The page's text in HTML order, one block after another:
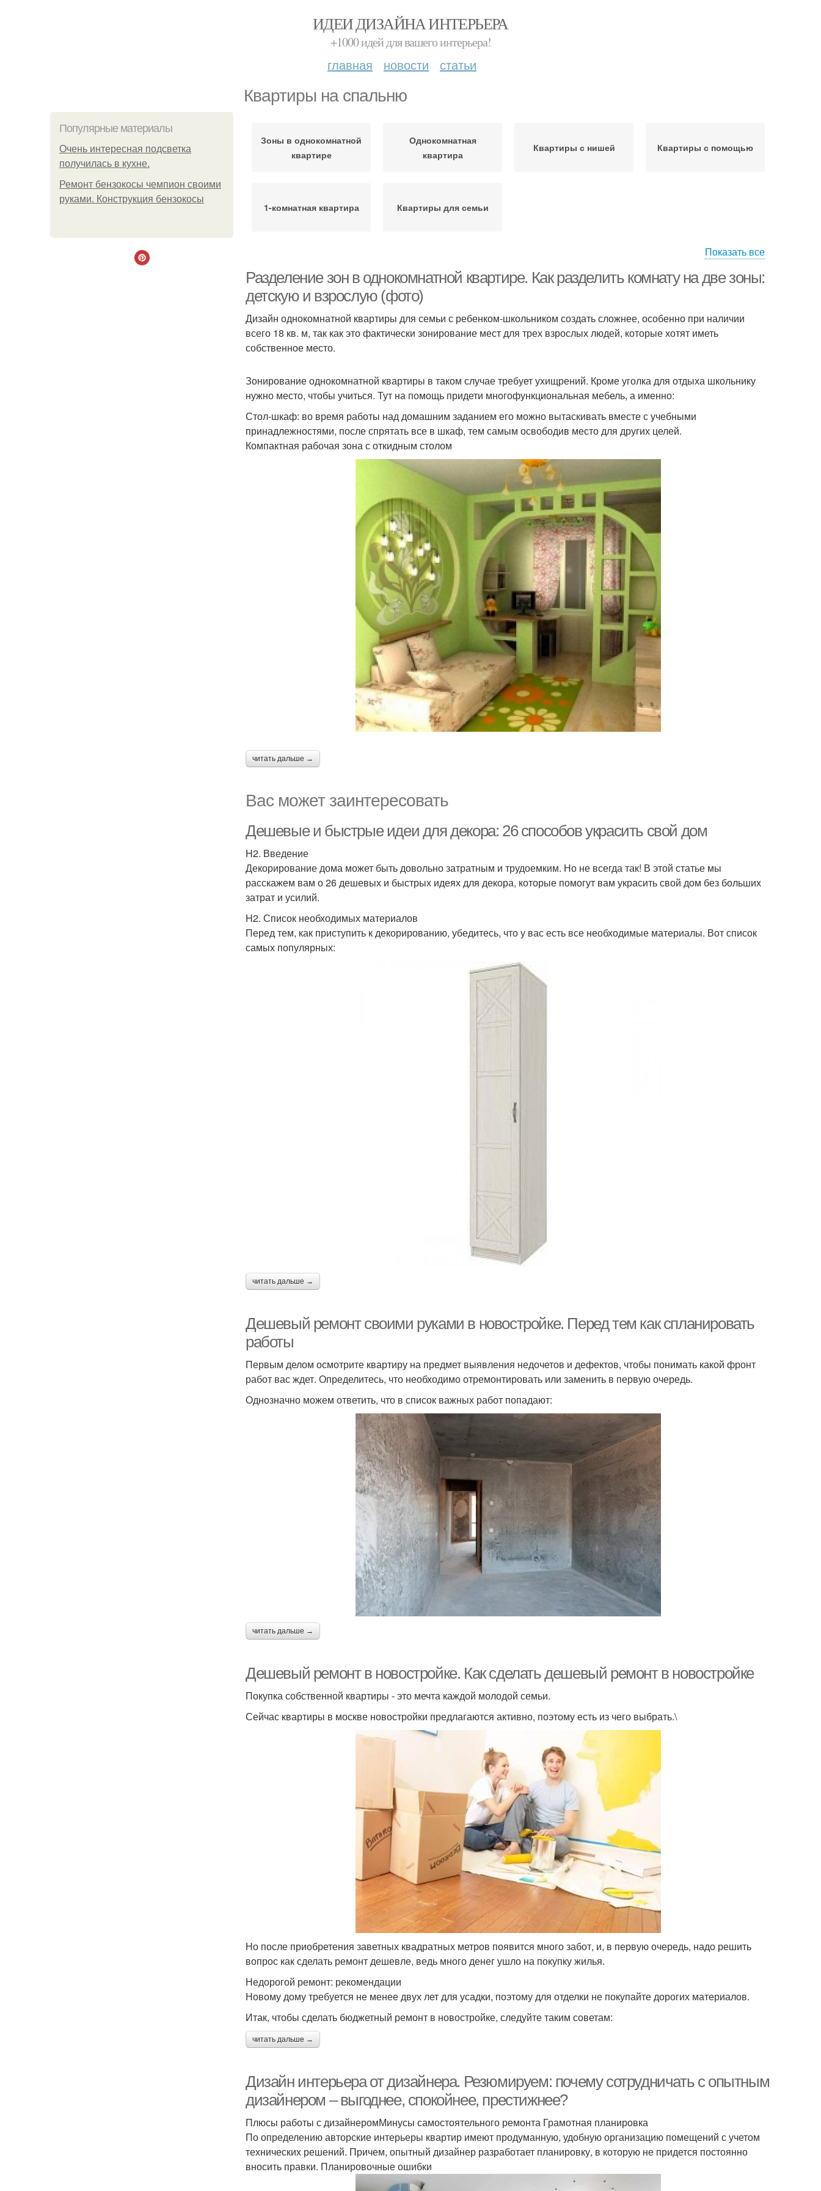
ИДЕИ ДИЗАЙНА ИНТЕРЬЕРА
+1000 идей для вашего интерьера!
главная новости статьи
Квартиры на спальню
Популярные материалы
Очень интересная подсветка
получилась в кухне.
Ремонт бензокосы чемпион своими
руками. Конструкция бензокосы
Зоны в однокомнатной
квартире
Однокомнатная
квартира
Квартиры с нишей Квартиры с помощью
1-комнатная квартира Квартиры для семьи
Показать все
Разделение зон в однокомнатной квартире. Как разделить комнату на две зоны:
детскую и взрослую (фото)
Дизайн однокомнатной квартиры для семьи с ребенком-школьником создать сложнее, особенно при наличии
всего 18 кв. м, так как это фактически зонирование мест для трех взрослых людей, которые хотят иметь
собственное место.
Зонирование однокомнатной квартиры в таком случае требует ухищрений. Кроме уголка для отдыха школьнику
нужно место, чтобы учиться. Тут на помощь придети многофункциональная мебель, а именно:
Стол-шкаф: во время работы над домашним заданием его можно вытаскивать вместе с учебными
принадлежностями, после спрятать все в шкаф, тем самым освободив место для других целей.
Компактная рабочая зона с откидным столом
читать дальше →
Вас может заинтересовать
Дешевые и быстрые идеи для декора: 26 способов украсить свой дом
H2. Введение
Декорирование дома может быть довольно затратным и трудоемким. Но не всегда так! В этой статье мы
расскажем вам о 26 дешевых и быстрых идеях для декора, которые помогут вам украсить свой дом без больших
затрат и усилий.
H2. Список необходимых материалов
Перед тем, как приступить к декорированию, убедитесь, что у вас есть все необходимые материалы. Вот список
самых популярных:
читать дальше →
Дешевый ремонт своими руками в новостройке. Перед тем как спланировать
работы
Первым делом осмотрите квартиру на предмет выявления недочетов и дефектов, чтобы понимать какой фронт
работ вас ждет. Определитесь, что необходимо отремонтировать или заменить в первую очередь.
Однозначно можем ответить, что в список важных работ попадают:
читать дальше →
Дешевый ремонт в новостройке. Как сделать дешевый ремонт в новостройке
Покупка собственной квартиры - это мечта каждой молодой семьи.
Сейчас квартиры в москве новостройки предлагаются активно, поэтому есть из чего выбрать.\
Но после приобретения заветных квадратных метров появится много забот, и, в первую очередь, надо решить
вопрос как сделать ремонт дешевле, ведь много денег ушло на покупку жилья.
Недорогой ремонт: рекомендации
Новому дому требуется не менее двух лет для усадки, поэтому для отделки не покупайте дорогих материалов.
Итак, чтобы сделать бюджетный ремонт в новостройке, следуйте таким советам:
читать дальше →
Дизайн интерьера от дизайнера. Резюмируем: почему сотрудничать с опытным
дизайнером – выгоднее, спокойнее, престижнее?
Плюсы работы с дизайнеромМинусы самостоятельного ремонта Грамотная планировка
По определению авторские интерьеры квартир имеют продуманную, удобную организацию помещений с учетом
технических решений. Причем, опытный дизайнер разработает планировку, в которую не придется постоянно
вносить правки. Планировочные ошибки